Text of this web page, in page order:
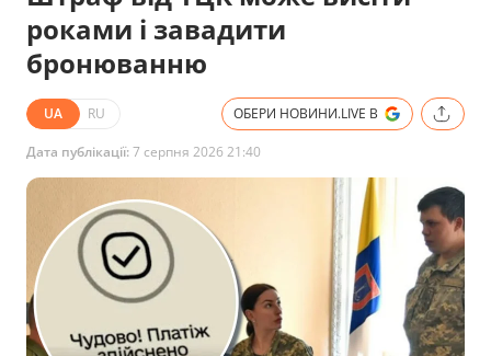
роками і завадити
бронюванню
UA RU ОБЕРИ НОВИНИ.LIVE В
Дата публікації:7 серпня 2026 21:40